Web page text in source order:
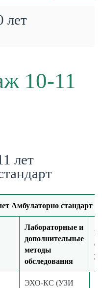
лет
10-11
лет
Амбулаторно стандарт
Лабораторные и
дополнительные
методы
обследования
ЭХО-КС (УЗИ